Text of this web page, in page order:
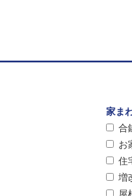
家ま
合
お
住
増